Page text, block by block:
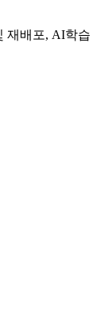
재배포, AI학습